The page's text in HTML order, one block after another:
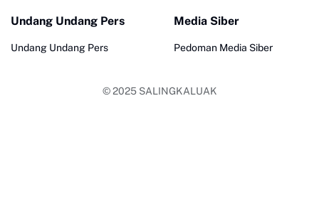
Undang Undang Pers
Undang Undang Pers
Media Siber
Pedoman Media Siber
© 2025 SALINGKALUAK